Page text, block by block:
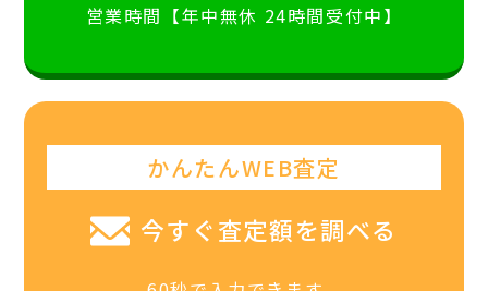
営業時間【年中無休 24時間受付中】
かんたんWEB査定
今すぐ査定額を調べる